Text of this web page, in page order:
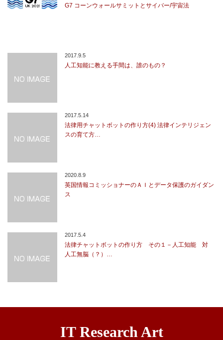
G7 コーンウォールサミットとサイバー/宇宙法
2017.9.5
人工知能に教える手間は、誰のもの？
2017.5.14
法律用チャットボットの作り方(4) 法律インテリジェン
スの育て方…
2020.8.9
英国情報コミッショナーのＡＩとデータ保護のガイダン
ス
2017.5.4
法律チャットボットの作り方 その１－人工知能 対
人工無脳（？）…
IT Research Art